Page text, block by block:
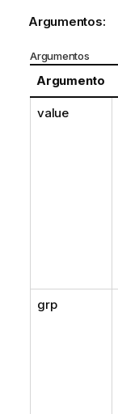
Argumentos:
Argumentos
Argumento
value
grp